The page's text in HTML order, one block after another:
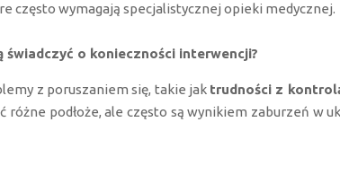
często wymagają specjalistycznej opieki medycznej.
świadczyć o konieczności interwencji?
z poruszaniem się, takie jak trudności z
różne podłoże, ale często są wynikiem zaburzeń w